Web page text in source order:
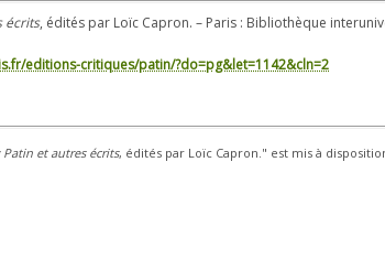
écrits, édités par Loïc Capron. – Paris : Bibliothèque
editions-critiques/patin/?do=pg&let=1142&cln=2
et autres écrits, édités par Loïc Capron." est mis à